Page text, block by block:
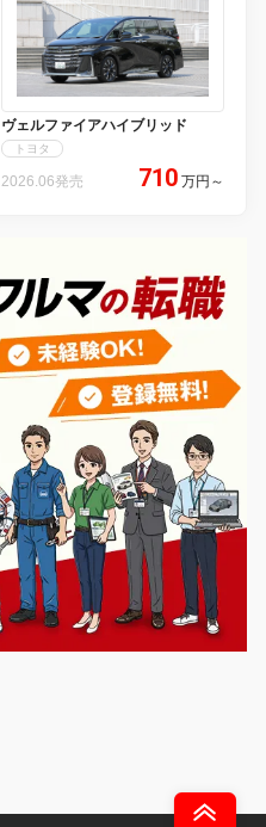
ヴェルファイアハイブリッド
トヨタ
2026.06発売 710 万円 ～